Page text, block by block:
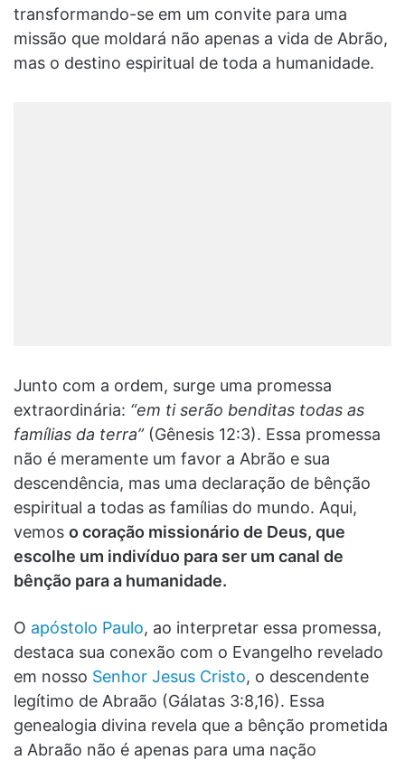
transformando-se em um convite para uma
missão que moldará não apenas a vida de Abrão,
mas o destino espiritual de toda a humanidade.
Junto com a ordem, surge uma promessa
extraordinária: “em ti serão benditas todas as
famílias da terra”(Gênesis 12:3). Essa promessa
não é meramente um favor a Abrão e sua
descendência, mas uma declaração de bênção
espiritual a todas as famílias do mundo. Aqui,
vemos o coração missionário de Deus, que
escolhe um indivíduo para ser um canal de
bênção para a humanidade.
O apóstolo Paulo, ao interpretar essa promessa,
destaca sua conexão com o Evangelho revelado
em nosso Senhor Jesus Cristo, o descendente
legítimo de Abraão (Gálatas 3:8,16). Essa
genealogia divina revela que a bênção prometida
a Abraão não é apenas para uma nação